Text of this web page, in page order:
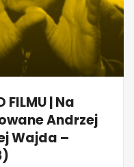
FILMU | Na
Andrzej
Wajda –